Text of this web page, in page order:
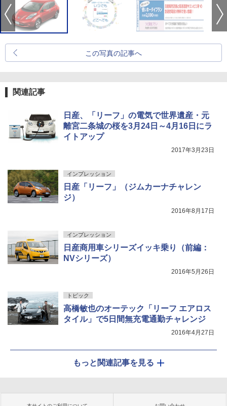
この写真の記事へ
関連記事
日産、「リーフ」の電気で世界遺産・元
離宮二条城の桜を3月24日～4月16日にラ
イトアップ
2017年3月23日
インプレッション
日産「リーフ」（ジムカーナチャレン
ジ）
2016年8月17日
インプレッション
日産商用車シリーズイッキ乗り（前編：
NVシリーズ）
2016年5月26日
トピック
高橋敏也のオーテック「リーフ エアロス
タイル」で5日間無充電通勤チャレンジ
2016年4月27日
もっと関連記事を見る